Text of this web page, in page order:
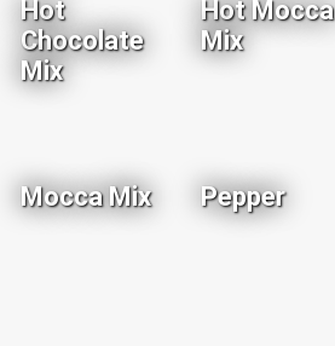
Hot
Chocolate
Mix
Hot Mocca
Mix
Mocca Mix Pepper